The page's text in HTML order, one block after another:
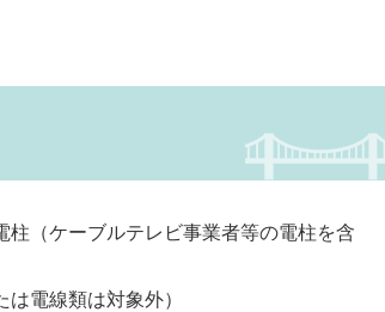
（ケーブルテレビ事業者等の電柱を含
電線類は対象外）